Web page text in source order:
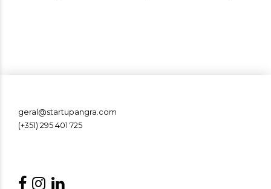
geral@startupangra.com
(+351) 295 401 725